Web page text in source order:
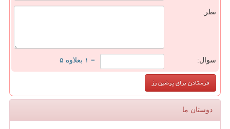
نظر:
سوال: = ۱ بعلاوه ۵
دوستان ما